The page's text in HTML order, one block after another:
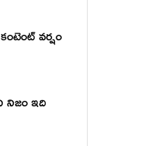
వర్షం
నిజం ఇది